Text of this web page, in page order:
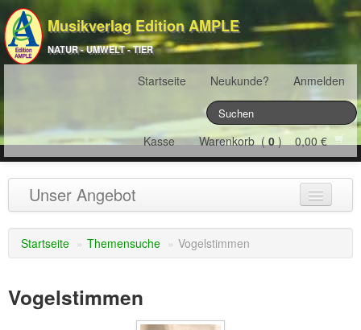
Musikverlag Edition AMPLE
NATUR - UMWELT - TIER
Startseite Neukunde? Anmelden
Kasse Warenkorb (0) 0,00 €
Unser Angebot
NATURJAHR(12)
ÖSTERREICH(22)
FRANKREICH(19)
Startseite » Themensuche » Vogelstimmen
Vogelstimmen